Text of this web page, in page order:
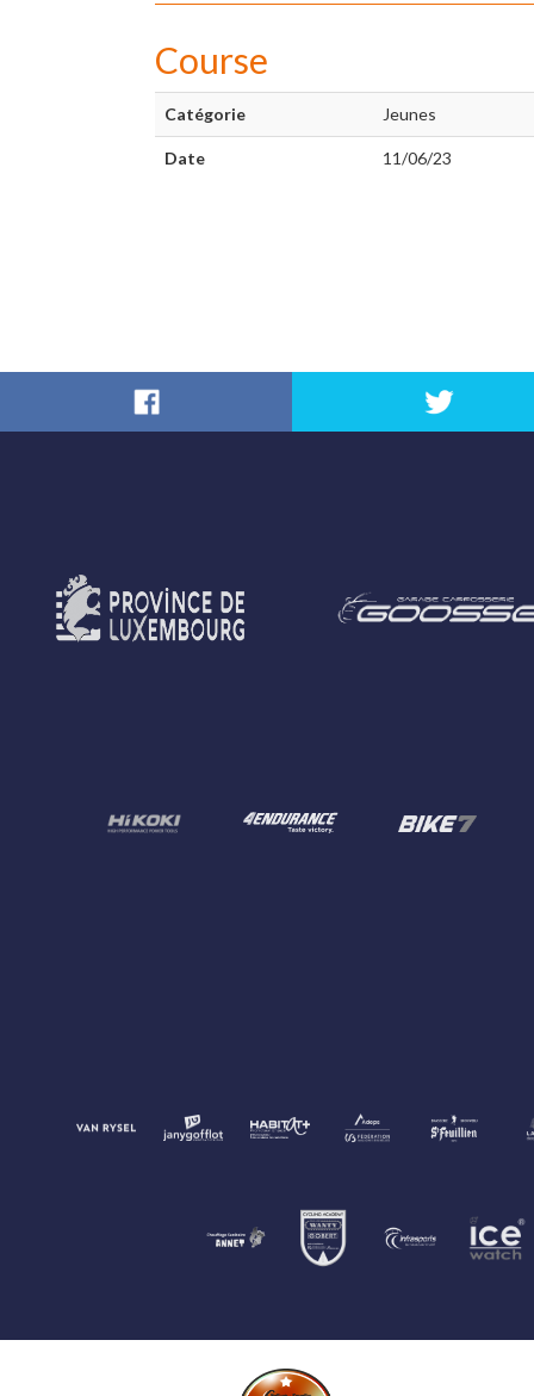
Course
Catégorie Jeunes
Date 11/06/23